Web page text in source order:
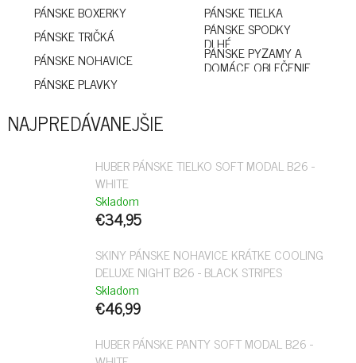
PÁNSKE BOXERKY
PÁNSKE TIELKA
PÁNSKE TRIČKÁ
PÁNSKE SPODKY
DLHÉ
PÁNSKE NOHAVICE
PÁNSKE PYŽAMY A
DOMÁCE OBLEČENIE
PÁNSKE PLAVKY
NAJPREDÁVANEJŠIE
HUBER PÁNSKE TIELKO SOFT MODAL B26 -
WHITE
Skladom
€34,95
SKINY PÁNSKE NOHAVICE KRÁTKE COOLING
DELUXE NIGHT B26 - BLACK STRIPES
Skladom
€46,99
HUBER PÁNSKE PANTY SOFT MODAL B26 -